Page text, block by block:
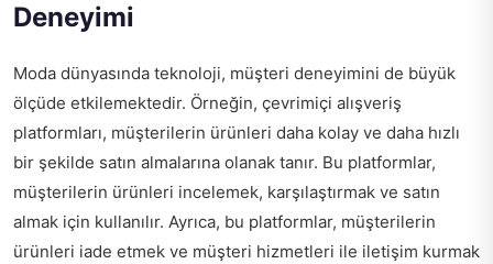
Deneyimi
Moda dünyasında teknoloji, müşteri deneyimini de büyük
ölçüde etkilemektedir. Örneğin, çevrimiçi alışveriş
platformları, müşterilerin ürünleri daha kolay ve daha hızlı
bir şekilde satın almalarına olanak tanır. Bu platformlar,
müşterilerin ürünleri incelemek, karşılaştırmak ve satın
almak için kullanılır. Ayrıca, bu platformlar, müşterilerin
ürünleri iade etmek ve müşteri hizmetleri ile iletişim kurmak